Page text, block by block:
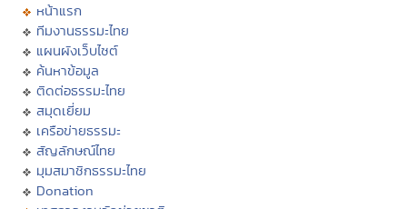
หน้าแรก
ทีมงานธรรมะไทย
แผนผังเว็บไซต์
ค้นหาข้อมูล
ติดต่อธรรมะไทย
สมุดเยี่ยม
เครือข่ายธรรมะ
สัญลักษณ์ไทย
มุมสมาชิกธรรมะไทย
Donation